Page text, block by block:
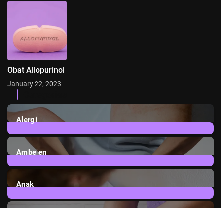
Obat Allopurinol
January 22, 2023
Alergi
6Posts
Ambeien
1Post
Anak
3Posts